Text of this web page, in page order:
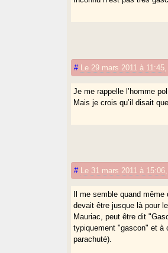
# Le 29 mars 2011 à 11:45
Je me rappelle l’homme
Mais je crois qu’il disait
# Le 31 mars 2011 à 15:06
Il me semble quand
devait être jusque là pour
Mauriac, peut être dit
typiquement "gascon" et à
parachuté).